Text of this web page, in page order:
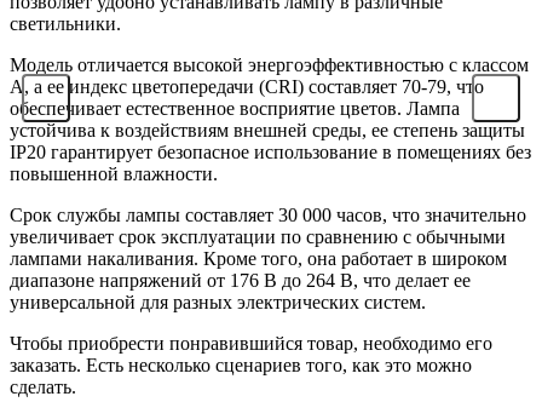
светильники.
Модель отличается высокой энергоэффективностью с классом
A, а ее индекс цветопередачи (CRI) составляет 70-79, что
обеспечивает естественное восприятие цветов. Лампа
устойчива к воздействиям внешней среды, ее степень защиты
IP20 гарантирует безопасное использование в помещениях без
повышенной влажности.
Срок службы лампы составляет 30 000 часов, что значительно
увеличивает срок эксплуатации по сравнению с обычными
лампами накаливания. Кроме того, она работает в широком
диапазоне напряжений от 176 В до 264 В, что делает ее
универсальной для разных электрических систем.
Чтобы приобрести понравившийся товар, необходимо его
заказать. Есть несколько сценариев того, как это можно
сделать.